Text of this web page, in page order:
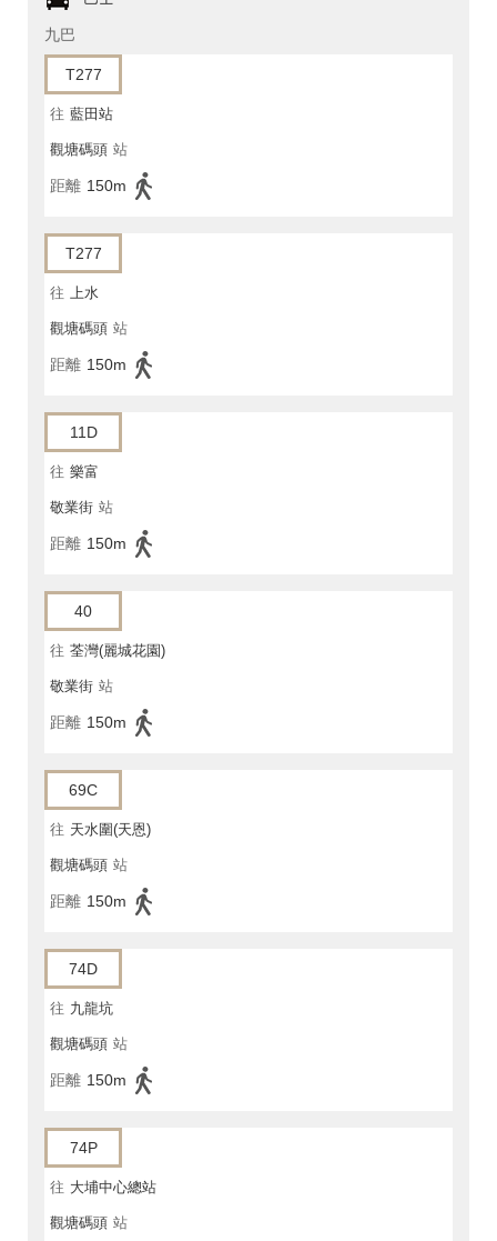
九巴
T277
往 藍田站
觀塘碼頭 站
距離 150m
T277
往 上水
觀塘碼頭 站
距離 150m
11D
往 樂富
敬業街 站
距離 150m
40
往 荃灣(麗城花園)
敬業街 站
距離 150m
69C
往 天水圍(天恩)
觀塘碼頭 站
距離 150m
74D
往 九龍坑
觀塘碼頭 站
距離 150m
74P
往 大埔中心總站
觀塘碼頭 站